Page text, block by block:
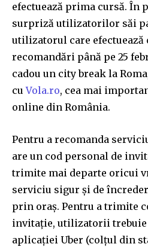
efectuează prima cursă. În
surpriză utilizatorilor săi
utilizatorul care efectuează
recomandări până pe 25
cadou un city break la
cuVola.ro, cea mai
online din România.
Pentru a recomanda
are un cod personal de
trimite mai departe oricui
serviciu sigur și de
prin oraș. Pentru a trimite
invitație, utilizatorii trebuie
aplicației Uber (colțul din